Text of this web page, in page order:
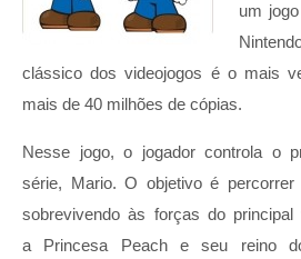
um
clássico dos videojogos é o mais
mais de 40 milhões de cópias.
Nesse jogo, o jogador controla o
série, Mario. O objetivo é
sobrevivendo às forças do
a Princesa Peach e seu reino